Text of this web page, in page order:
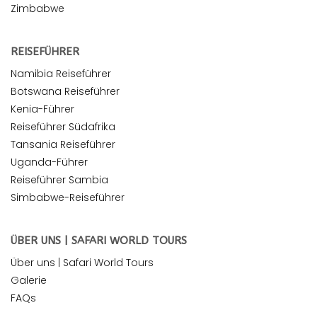
Zimbabwe
REISEFÜHRER
Namibia Reiseführer
Botswana Reiseführer
Kenia-Führer
Reiseführer Südafrika
Tansania Reiseführer
Uganda-Führer
Reiseführer Sambia
Simbabwe-Reiseführer
ÜBER UNS | SAFARI WORLD TOURS
Über uns | Safari World Tours
Galerie
FAQs